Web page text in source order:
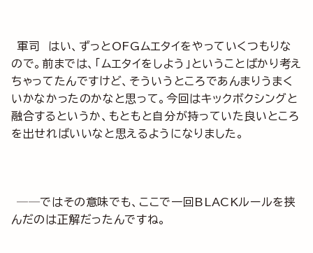
軍司 はい、ずっとOFGムエタイをやっていくつもりな
ので。前までは、「ムエタイをしよう」ということばかり考え
ちゃってたんですけど、そういうところであんまりうまく
いかなかったのかなと思って。今回はキックボクシングと
融合するというか、もともと自分が持っていた良いところ
を出せればいいなと思えるようになりました。
──ではその意味でも、ここで一回BLACKルールを挟
んだのは正解だったんですね。